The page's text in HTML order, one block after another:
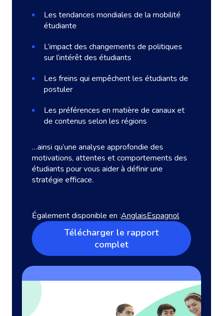
Les tendances mondiales de la mobilité
étudiante
L’impact des changements de politiques
sur l’intérêt des étudiants
Les freins qui empêchent les étudiants de
postuler
Les préférences en matière de canaux et
de contenus selon les régions
…ainsi qu’une analyse approfondie des
motivations, attentes et comportements des
étudiants pour vous aider à définir une
stratégie efficace.
Également disponible en :AnglaisEspagnol
Télécharger le rapport
complet